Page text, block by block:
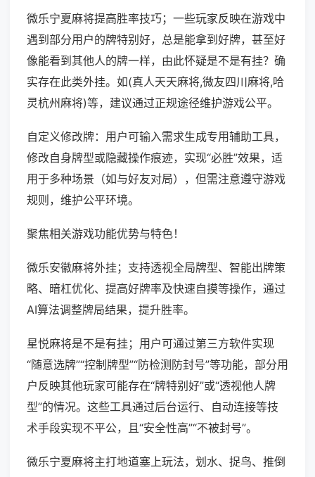
微乐宁夏麻将提高胜率技巧；一些玩家反映在游戏中
遇到部分用户的牌特别好，总是能拿到好牌，甚至好
像能看到其他人的牌一样，由此怀疑是不是有挂？确
实存在此类外挂。如(真人天天麻将,微友四川麻将,哈
灵杭州麻将)等，建议通过正规途径维护游戏公平。
自定义修改牌：用户可输入需求生成专用辅助工具，
修改自身牌型或隐藏操作痕迹，实现“必胜”效果，适
用于多种场景（如与好友对局），但需注意遵守游戏
规则，维护公平环境。
聚焦相关游戏功能优势与特色！
微乐安徽麻将外挂；支持透视全局牌型、智能出牌策
略、暗杠优化、提高好牌率及快速自摸等操作，通过
AI算法调整牌局结果，提升胜率。
星悦麻将是不是有挂；用户可通过第三方软件实现
“随意选牌”“控制牌型”“防检测防封号”等功能，部分用
户反映其他玩家可能存在“牌特别好”或“透视他人牌
型”的情况。这些工具通过后台运行、自动连接等技
术手段实现不平公，且“安全性高”“不被封号”。
微乐宁夏麻将主打地道塞上玩法，划水、捉鸟、推倒